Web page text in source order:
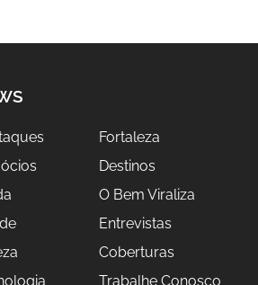
Fortaleza
Destinos
O Bem Viraliza
Entrevistas
Coberturas
Trabalhe Conosco